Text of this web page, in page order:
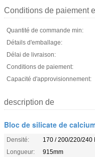
Conditions de paiement
Quantité de commande min:
Détails d'emballage:
Délai de livraison:
Conditions de paiement:
Capacité d'approvisionnement:
description de
Bloc de silicate de
Densité:
170 / 200/220/240
Longueur:
915mm